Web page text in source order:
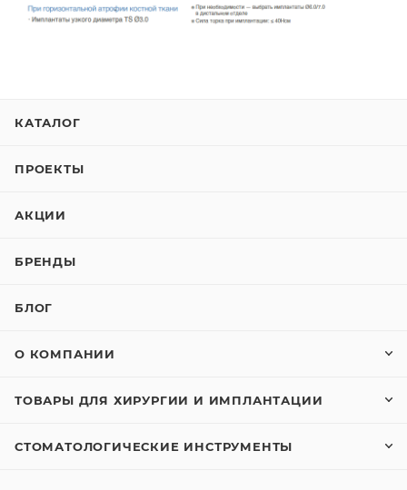
КАТАЛОГ
ПРОЕКТЫ
АКЦИИ
БРЕНДЫ
БЛОГ
О КОМПАНИИ
ТОВАРЫ ДЛЯ ХИРУРГИИ И ИМПЛАНТАЦИИ
СТОМАТОЛОГИЧЕСКИЕ ИНСТРУМЕНТЫ